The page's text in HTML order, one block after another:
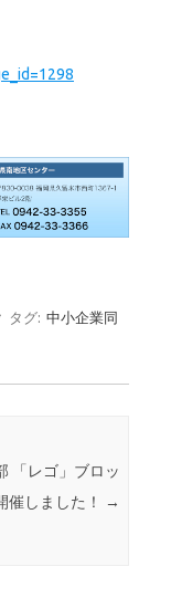
タグ: 中小企業同
「レゴ」ブロッ
催しました！
→